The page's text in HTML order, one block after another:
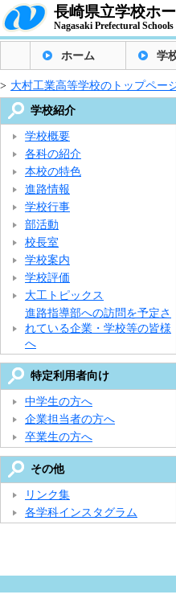
長崎県立学校ホ
Nagasaki Prefectural Schools
ホーム 学
> 大村工業高等学校のトップペー
学校紹介
学校概要
各科の紹介
本校の特色
進路情報
学校行事
部活動
校長室
学校案内
学校評価
大工トピックス
進路指導部への訪問を予定さ
れている企業・学校等の皆様
へ
特定利用者向け
中学生の方へ
企業担当者の方へ
卒業生の方へ
その他
リンク集
各学科インスタグラム